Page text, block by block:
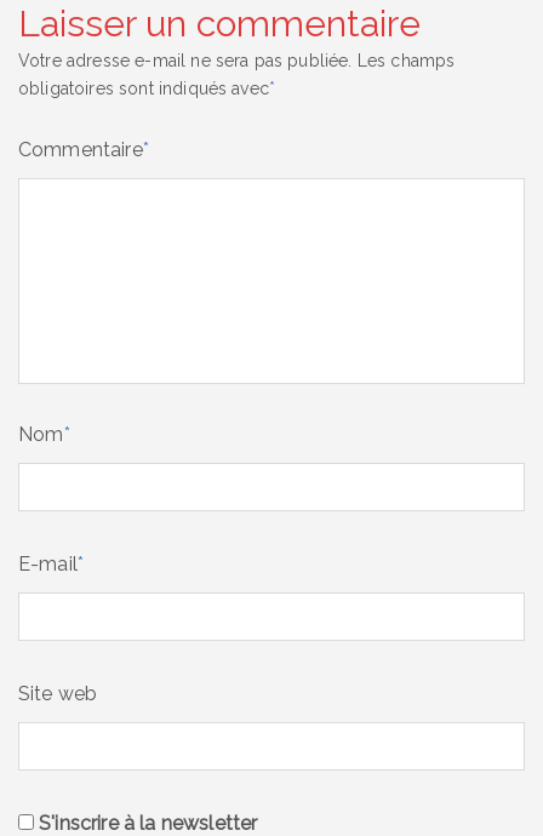
Laisser un commentaire
Votre adresse e-mail ne sera pas publiée.
Les champs
obligatoires sont indiqués avec*
Commentaire*
Nom*
E-mail*
Site web
S'inscrire à la newsletter